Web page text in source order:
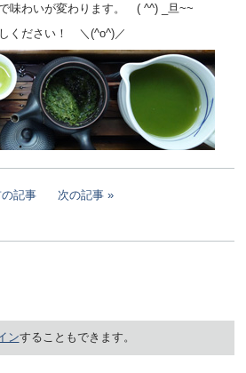
味わいが変わります。 ( ^^) _旦~~
ください！ ＼(^o^)／
記事 次の記事
ンすることもできます。